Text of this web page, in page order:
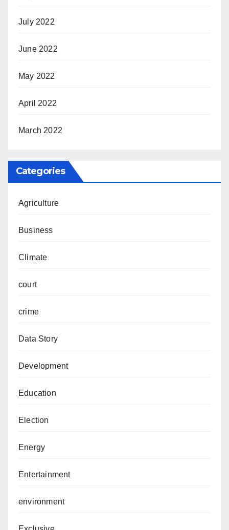
July 2022
June 2022
May 2022
April 2022
March 2022
Categories
Agriculture
Business
Climate
court
crime
Data Story
Development
Education
Election
Energy
Entertainment
environment